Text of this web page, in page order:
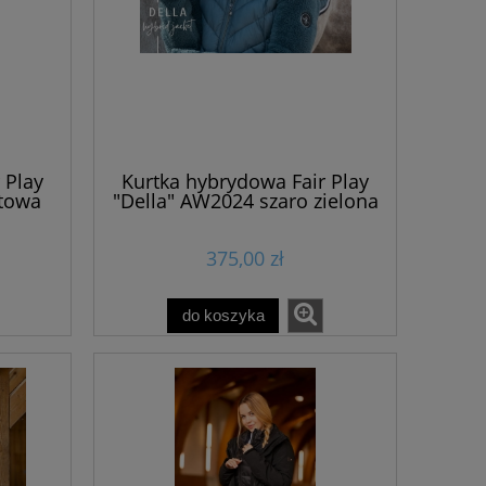
Kurtka hybrydowa Fair Play
"Della" AW2024 szaro zielona
375,00 zł
do koszyka